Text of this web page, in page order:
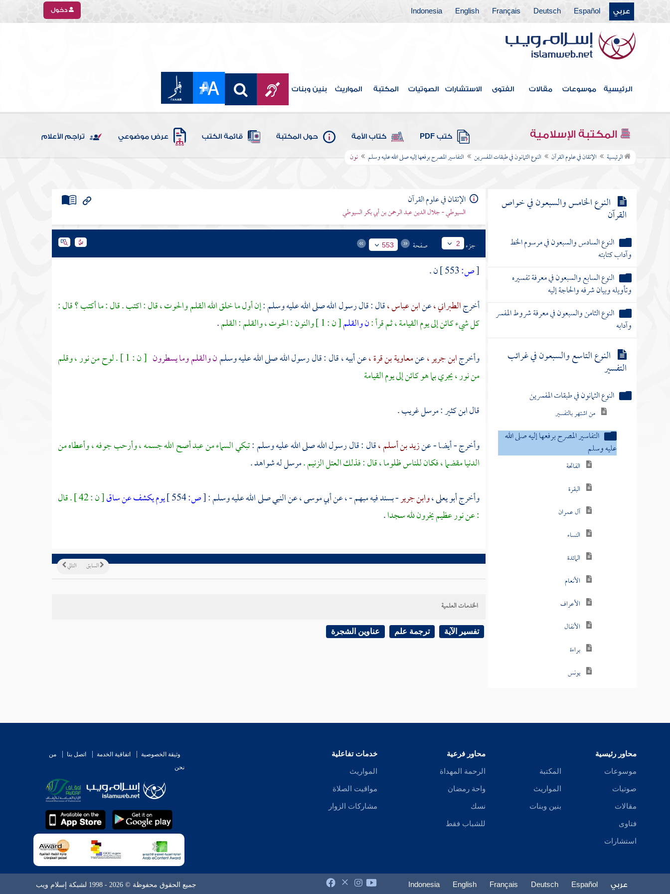
عربي Español
Deutsch
Français
English
Indonesia دخول
الرئيسية موسوعات مقالات الفتوى الاستشارات الصوتيات المكتبة المواريث بنين وبنات
المكتبة الإسلامية كتب PDF كتاب الأمة حول المكتبة قائمة الكتب عرض موضوعي تراجم الأعلام
الرئيسية الإتقان في علوم القرآن النوع الثمانون في طبقات المفسرين التفاسير المصرح برفعها إليه صلى الله عليه وسلم نون
النوع السبعون في المبهمات
النوع الحادي والسبعون في أسماء من
نزل فيهم القرآن
النوع الثالث والسبعون في أفضل
النوع الرابع والسبعون في مفردات
النوع الخامس والسبعون في خواص
القرآن
النوع السادس والسبعون في مرسوم الخط
وآداب كتابته
النوع السابع والسبعون في معرفة تفسيره
وتأويله وبيان شرفه والحاجة إليه
النوع الثامن والسبعون في معرفة شروط المفسر
وآدابه
النوع التاسع والسبعون في غرائب
التفسير
النوع الثمانون في طبقات المفسرين
من اشتهر بالتفسير
التفاسير المصرح برفعها إليه صلى الله
عليه وسلم
الفاتحة
البقرة
آل عمران
النساء
المائدة
الأنعام
الأعراف
الأنفال
براءة
يونس
مريم
الإتقان في علوم القرآن
السيوطي - جلال الدين عبد الرحمن بن أبي بكر السيوطي
جزء 2 صفحة 553
[ص:
ن .
أخرجالطبراني ،عنابن عباس ،قال : قال رسول الله صلى الله عليه وسلم :إن أول ما خلق الله القلم والحوت ، قال : اكتب . قال : ما أكتب ؟ قال :
كل شيء كائن إلى يوم القيامة ، ثم قرأ :ن والقلم[ ن : 1 ] والنون : الحوت ، والقلم : القلم
.
وأخرجابن جرير ،عنمعاوية بن قرة ،عن أبيه ، قال : قال رسول الله صلى الله عليه وسلمن والقلم وما يسطرون
[ ن : 1 ] . لوح من نور ، وقلم
من نور ، يجري بما هو كائن إلى يوم القيامة
قالابن كثير: مرسل غريب .
وأخرج - أيضا - عنزيد بن أسلم ،قال : قال رسول الله صلى الله عليه وسلم :تبكي السماء من عبد أصح الله جسمه ، وأرحب جوفه ، وأعطاه من
الدنيا مقضما ، فكان للناس ظلوما ، قال : فذلك العتل الزنيم .مرسل له شواهد .
وأخرجأبو يعلى ،وابن جرير- بسند فيه مبهم - ، عنأبي موسى ،عن النبي صلى الله عليه وسلم :[ص: يوم يكشف عن ساق
[ ن : 42 ] . قال
: عن نور عظيم يخرون لله سجدا.
التالي السابق
الخدمات العلمية
تفسير الآية ترجمة علم عناوين الشجرة
محاور رئيسية
موسوعات
صوتيات
مقالات
فتاوى
استشارات
المكتبة
المواريث
بنين وبنات
محاور فرعية
الرحمة المهداة
واحة رمضان
نسك
للشباب فقط
خدمات تفاعلية
المواريث
مواقيت الصلاة
مشاركات الزوار
وثيقة الخصوصية اتفاقية الخدمة اتصل بنا
من
نحن
عربي Español
Deutsch
Français
English
Indonesia جميع الحقوق محفوظة © 2026 - 1998 لشبكة إسلام ويب